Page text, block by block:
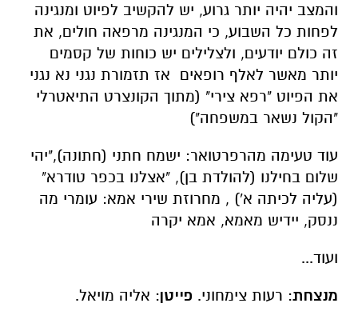
והמצב יהיה יותר גרוע, יש להקשיב לפיוט ומנגינה
לפחות כל השבוע, כי המנגינה מרפאה חולים, את
זה כולם יודעים, ולצלילים יש כוחות של קסמים
יותר מאשר לאלף רופאים אז תזמורת נגני נא נגני
את הפיוט "רפא צירי" (מתוך הקונצרט התיאטרלי
"הקול נשאר במשפחה")
עוד טעימה מהרפרטואר: ישמח חתני (חתונה),"יהי
שלום בחילנו (להולדת בן), "אצלנו בכפר טודרא"
(עליה לכיתה א') , מחרוזת שירי אמא: עומרי מה
ננסק, יידיש מאמא, אמא יקרה
ועוד...
מנצחת: רעות צימחוני. פייטן: אליה מויאל.